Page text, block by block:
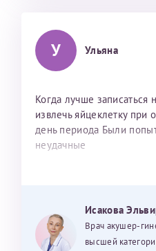
У Ульяна
Когда лучше записаться
извлечь яйцеклетку при
день периода Были
неудачные
Исакова
Врач акушер-
высшей